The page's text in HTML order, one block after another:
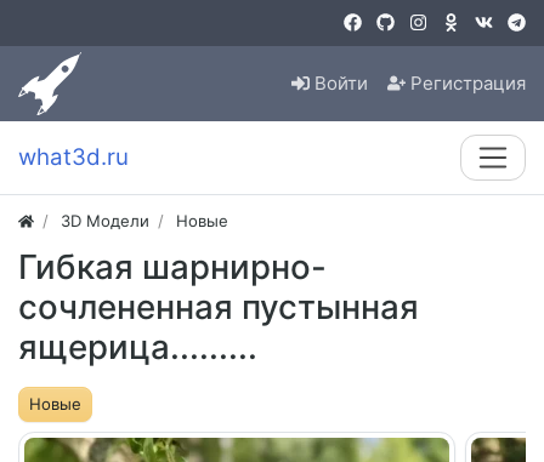
Войти Регистрация
what3d.ru
3D Модели Новые
Гибкая шарнирно-
сочлененная пустынная
ящерица.........
Новые